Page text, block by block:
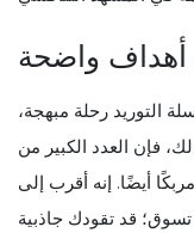
واضحة
التوريد رحلة مبهجة،
فإن العدد الكبير من
أيضًا. إنه أقرب إلى
قد تقودك جاذبية